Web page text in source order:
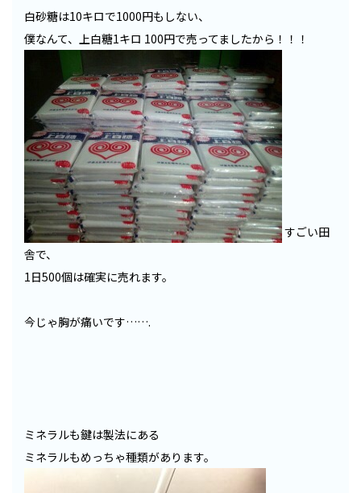
白砂糖は10キロで1000円もしない、
僕なんて、上白糖1キロ 100円で売ってましたから！！！
すごい田
舎で、
1日500個は確実に売れます。
今じゃ胸が痛いです…….
ミネラルも鍵は製法にある
ミネラルもめっちゃ種類があります。